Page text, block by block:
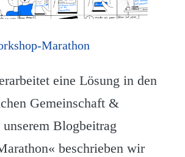
Marathon
eine Lösung in den
Gemeinschaft &
Blogbeitrag
beschrieben wir